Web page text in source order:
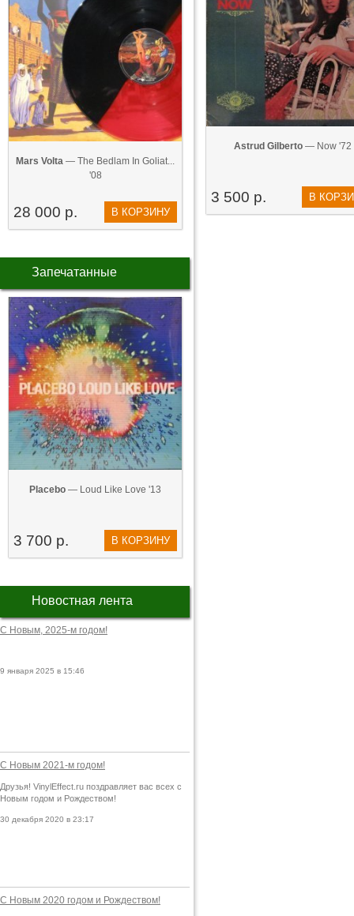
Mars Volta — The Bedlam In Goliat...
'08
28 000 р. В КОРЗИНУ
Запечатанные
Placebo — Loud Like Love '13
3 700 р. В КОРЗИНУ
Новостная лента
С Новым, 2025-м годом!
9 января 2025 в 15:46
С Новым 2021-м годом!
Друзья! VinylEffect.ru поздравляет вас всех с
Новым годом и Рождеством!
30 декабря 2020 в 23:17
С Новым 2020 годом и Рождеством!
Astrud Gilberto — Now '72
3 500 р. В